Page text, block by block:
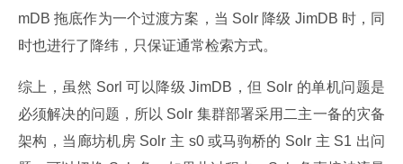
mDB 拖底作为一个过渡方案，当 Solr 降级 JimDB 时，同
时也进行了降纬，只保证通常检索方式。
综上，虽然 Sorl 可以降级 JimDB，但 Solr 的单机问题是
必须解决的问题，所以 Solr 集群部署采用二主一备的灾备
架构，当廊坊机房 Solr 主 s0 或马驹桥的 Solr 主 S1 出问